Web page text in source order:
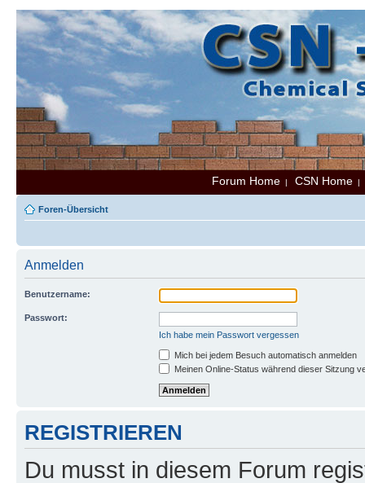
Forum Home | CSN Home
Foren-Übersicht
Anmelden
Benutzername:
Passwort:
Ich habe mein Passwort vergessen
Mich bei jedem Besuch automatisch anmelden
Meinen Online-Status während dieser Sitzung
REGISTRIEREN
Du musst in diesem Forum